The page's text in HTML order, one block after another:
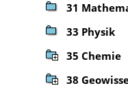
31
33 Physik
35 Chemie
38